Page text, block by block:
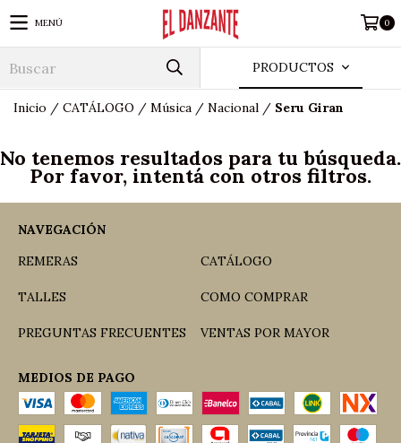
MENÚ 0
PRODUCTOS
Inicio / CATÁLOGO / Música / Nacional / Seru Giran
No tenemos resultados para tu búsqueda.
Por favor, intentá con otros filtros.
NAVEGACIÓN
REMERAS
CATÁLOGO
TALLES COMO COMPRAR
PREGUNTAS FRECUENTES VENTAS POR MAYOR
MEDIOS DE PAGO